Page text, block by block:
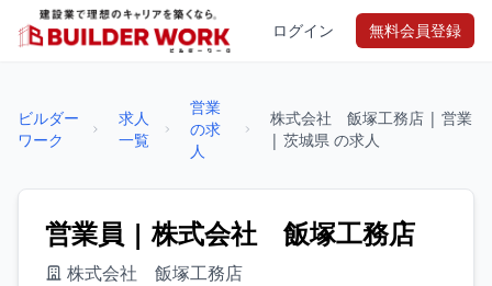
ログイン 無料会員登録
ビルダー
ワーク
求人
一覧
営業
の求
人
株式会社 飯塚工務店 | 営業
| 茨城県 の求人
営業員 | 株式会社 飯塚工務店
株式会社 飯塚工務店